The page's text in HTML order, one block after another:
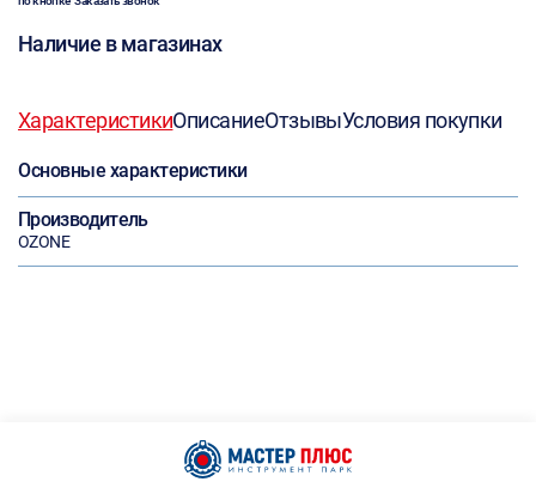
Наличие в магазинах
ХарактеристикиОписаниеОтзывыУсловия покупки
Основные характеристики
Производитель
OZONE